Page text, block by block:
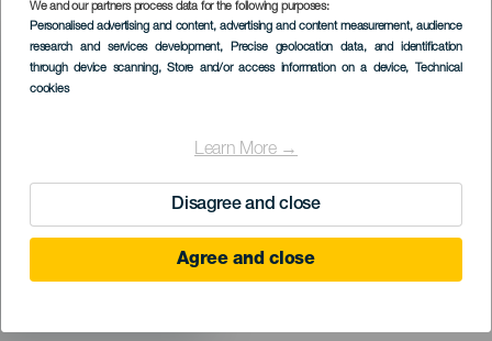
We and our partners process data for the following purposes:
Personalised advertising and content, advertising and content measurement, audience
research and services development, Precise geolocation data, and identification
through device scanning, Store and/or access information on a device, Technical
cookies
Learn More →
Disagree and close
Agree and close
Imagen
Listado